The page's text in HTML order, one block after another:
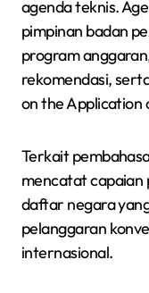
agenda teknis.
pimpinan badan
program
rekomendasi,
on the Application
Terkait
mencatat capaian
daftar negara
pelanggaran
internasional.